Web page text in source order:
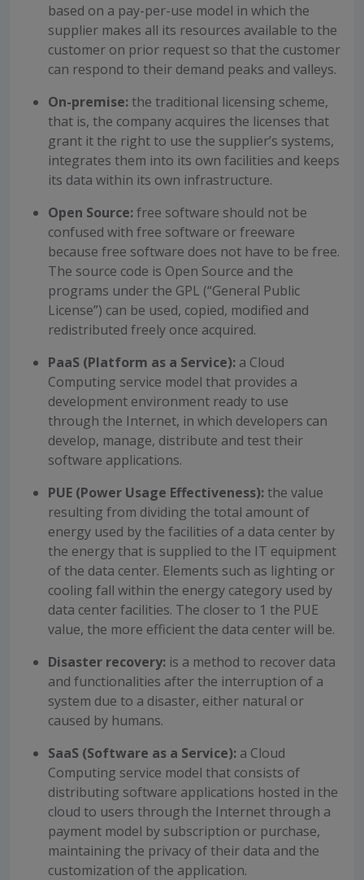
based on a pay-per-use model in which the
supplier makes all its resources available to the
customer on prior request so that the customer
can respond to their demand peaks and valleys.
On-premise:the traditional licensing scheme,
that is, the company acquires the licenses that
grant it the right to use the supplier’s systems,
integrates them into its own facilities and keeps
its data within its own infrastructure.
Open Source:free software should not be
confused with free software or freeware
because free software does not have to be free.
The source code is Open Source and the
programs under the GPL (“General Public
License”) can be used, copied, modified and
redistributed freely once acquired.
PaaS (Platform as a Service): a Cloud
Computing service model that provides a
development environment ready to use
through the Internet, in which developers can
develop, manage, distribute and test their
software applications.
PUE (Power Usage Effectiveness):the value
resulting from dividing the total amount of
energy used by the facilities of a data center by
the energy that is supplied to the IT equipment
of the data center. Elements such as lighting or
cooling fall within the energy category used by
data center facilities. The closer to 1 the PUE
value, the more efficient the data center will be.
Disaster recovery: is a method to recover data
and functionalities after the interruption of a
system due to a disaster, either natural or
caused by humans.
SaaS (Software as a Service): a Cloud
Computing service model that consists of
distributing software applications hosted in the
cloud to users through the Internet through a
payment model by subscription or purchase,
maintaining the privacy of their data and the
customization of the application.